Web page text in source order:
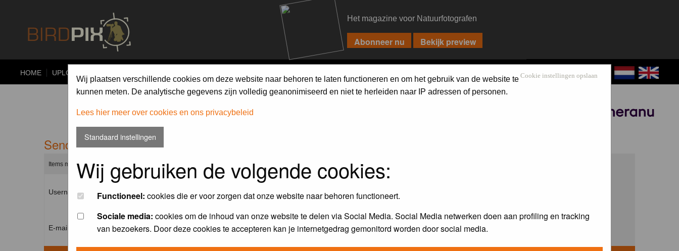
Het magazine voor Natuurfotografen
HOME UPLOAD Cookie instellingen opslaan
Wij plaatsen verschillende cookies om deze website naar behoren te laten functioneren en om het gebruik van de website te
kunnen meten. De analytische gegevens zijn volledig geanonimiseerd en niet te herleiden naar IP adressen of personen.
Lees hier meer over cookies en ons privacybeleid
Standaard instellingen
Wij gebruiken de volgende cookies:
Functioneel: cookies die er voor zorgen dat onze website naar behoren functioneert.
Sociale media: cookies om de inhoud van onze website te delen via Social Media. Social Media netwerken doen aan profiling en tracking
van bezoekers. Door deze cookies te accepteren kan je internetgedrag gemonitord worden door social media.
Send me a new password
Items marked with a * are required unless stated otherwise.
Username: *
E-mail address: *